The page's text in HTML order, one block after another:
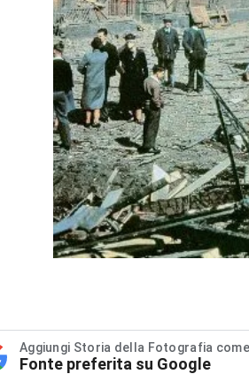
Aggiungi Storia della Fotografia come
Fonte preferita su Google